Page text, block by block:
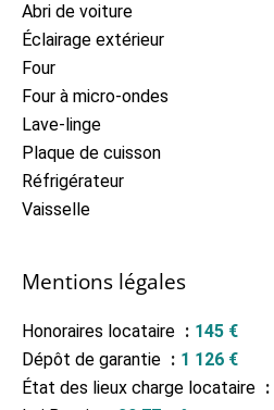
Abri de voiture
Éclairage extérieur
Four
Four à micro-ondes
Lave-linge
Plaque de cuisson
Réfrigérateur
Vaisselle
Mentions légales
Honoraires locataire
145 €
Dépôt de garantie
1 126 €
État des lieux charge locataire